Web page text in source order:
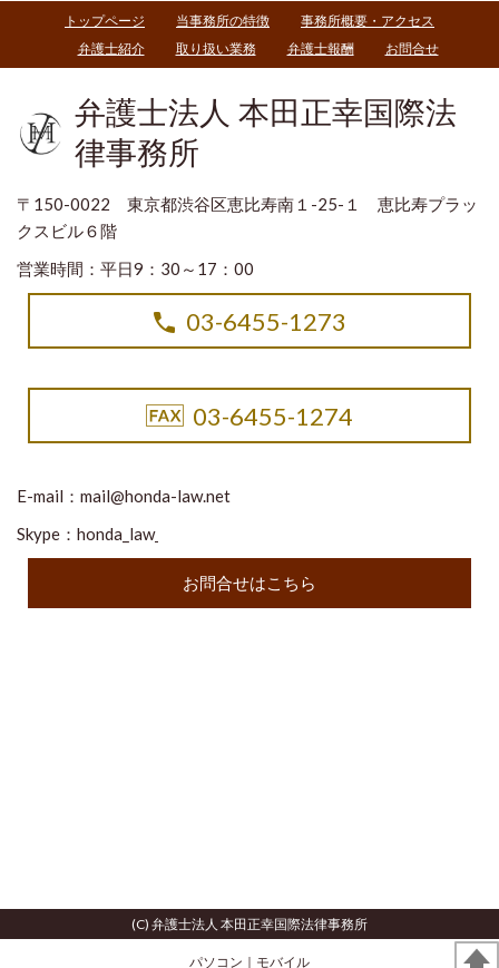
トップページ 当事務所の特徴
事務所概要・アクセス
弁護士紹介
取り扱い業務 弁護士報酬 お問合せ
弁護士法人 本田正幸国際法
律事務所
〒150-0022 東京都渋谷区恵比寿南１-25-１ 恵比寿プラッ
クスビル６階
営業時間：平日9：30～17：00
03-6455-1273
03-6455-1274
E-mail： mail@honda-law.net
Skype：honda_law
お問合せはこちら
(C) 弁護士法人 本田正幸国際法律事務所
パソコン ｜モバイル